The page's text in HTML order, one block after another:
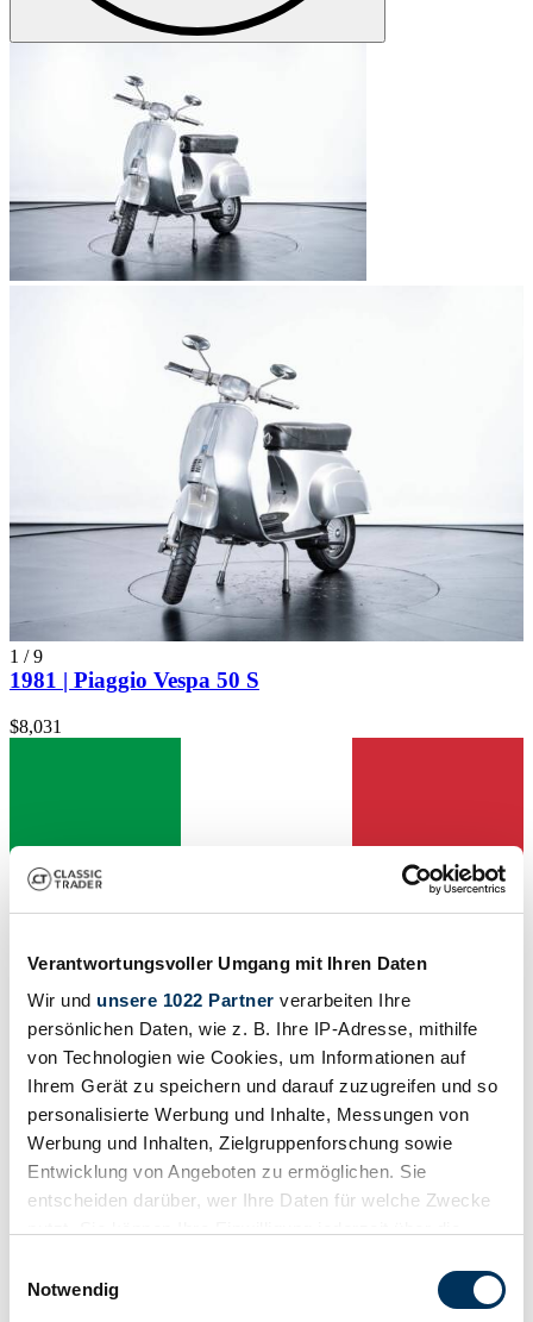
Verantwortungsvoller Umgang mit Ihren Daten
Wir und unsere 1022 Partner verarbeiten Ihre
persönlichen Daten, wie z. B. Ihre IP-Adresse, mithilfe
von Technologien wie Cookies, um Informationen auf
Ihrem Gerät zu speichern und darauf zuzugreifen und so
personalisierte Werbung und Inhalte, Messungen von
Werbung und Inhalten, Zielgruppenforschung sowie
Entwicklung von Angeboten zu ermöglichen. Sie
entscheiden darüber, wer Ihre Daten für welche Zwecke
Trigger Symbol ändern oder widerrufen
Notwendig
1 /9
1981 | Piaggio Vespa 50 S
$8,031
Dealer
Scooter
Mileage (read)